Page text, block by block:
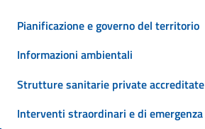
Pianificazione e governo del territorio
Informazioni ambientali
Strutture sanitarie private accreditate
Interventi straordinari e di emergenza